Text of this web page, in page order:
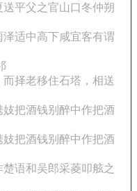
平父之官山口冬仲朔
适中高下咸宜客有谓
择老移住石塔，相送
把酒钱别醉中作把酒
把酒钱别醉中作把酒
语和吴郎采菱叩舷之